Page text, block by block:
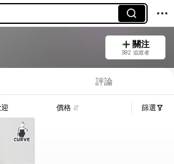
關注
382 追蹤者
評論
價格 篩選